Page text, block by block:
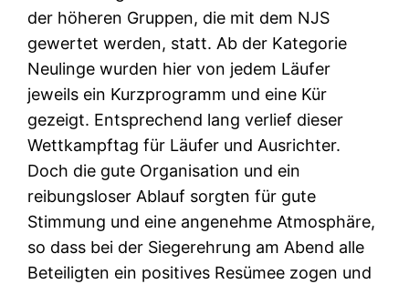
der höheren Gruppen, die mit dem NJS
gewertet werden, statt. Ab der Kategorie
Neulinge wurden hier von jedem Läufer
jeweils ein Kurzprogramm und eine Kür
gezeigt. Entsprechend lang verlief dieser
Wettkampftag für Läufer und Ausrichter.
Doch die gute Organisation und ein
reibungsloser Ablauf sorgten für gute
Stimmung und eine angenehme Atmosphäre,
so dass bei der Siegerehrung am Abend alle
Beteiligten ein positives Resümee zogen und